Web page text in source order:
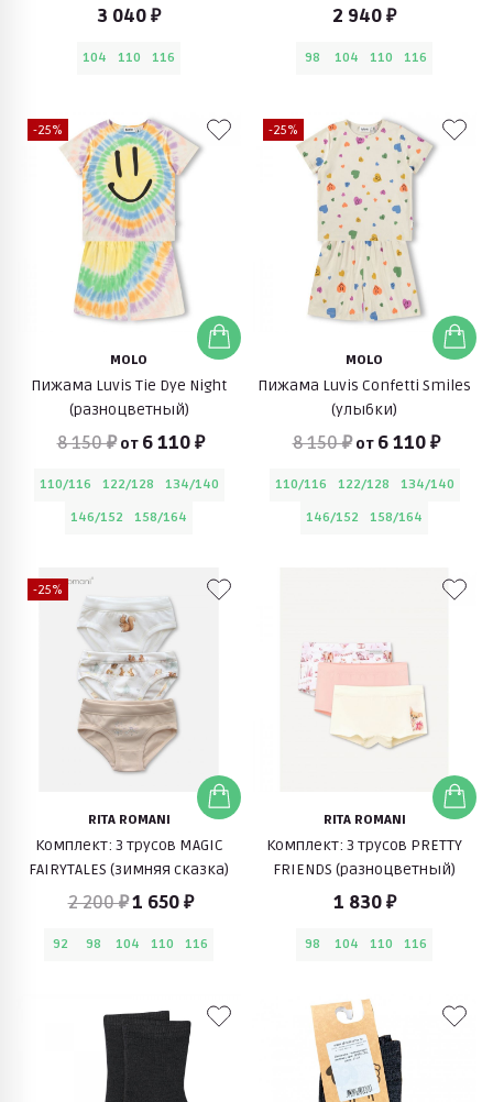
3 040 ₽
104 110 116
2 940 ₽
98 104 110 116
-25%
MOLO
Пижама Luvis Tie Dye Night
(разноцветный)
8 150 ₽ от 6 110 ₽
110/116 122/128
134/140
146/152
158/164
-25%
MOLO
Пижама Luvis Confetti Smiles
(улыбки)
8 150 ₽ от 6 110 ₽
110/116 122/128
134/140
146/152
158/164
-25%
RITA ROMANI
Комплект: 3 трусов MAGIC
FAIRYTALES (зимняя сказка)
2 200 ₽1 650 ₽
92 98 104 110 116
RITA ROMANI
Комплект: 3 трусов PRETTY
FRIENDS (разноцветный)
1 830 ₽
98 104 110 116